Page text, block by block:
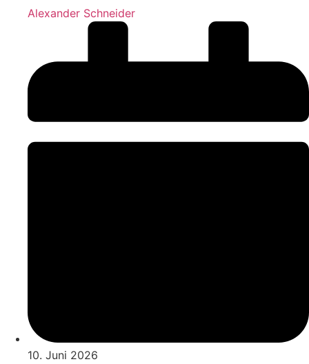
Alexander Schneider
10. Juni 2026